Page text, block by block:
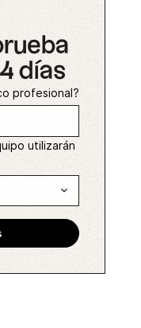
días
profesional?
utilizarán